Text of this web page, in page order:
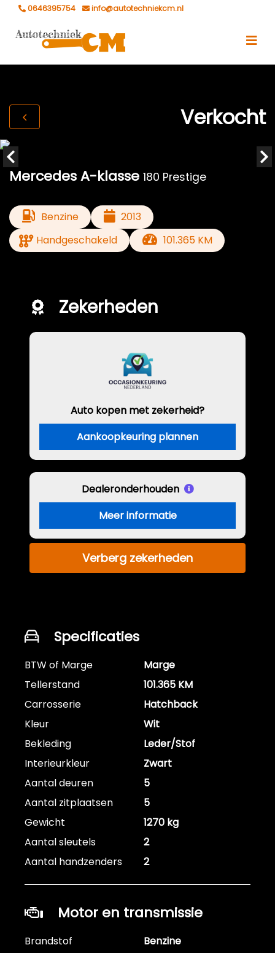
0646395754 info@autotechniekcm.nl
Verkocht
Mercedes A-klasse 180 Prestige
Benzine
2013
Handgeschakeld
101.365 KM
Zekerheden
Auto kopen met zekerheid?
Aankoopkeuring plannen
Dealeronderhouden
Meer informatie
Verberg zekerheden
Specificaties
BTW of Marge
Marge
Tellerstand
101.365 KM
Carrosserie
Hatchback
Kleur
Wit
Bekleding
Leder/Stof
Interieurkleur
Zwart
Aantal deuren
5
Aantal zitplaatsen
5
Gewicht
1270 kg
Aantal sleutels
2
Aantal handzenders
2
Motor en transmissie
Brandstof
Benzine